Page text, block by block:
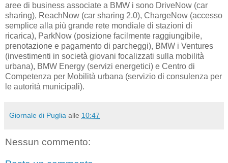
aree di business associate a BMW i sono DriveNow (car
sharing), ReachNow (car sharing 2.0), ChargeNow (accesso
semplice alla più grande rete mondiale di stazioni di
ricarica), ParkNow (posizione facilmente raggiungibile,
prenotazione e pagamento di parcheggi), BMW i Ventures
(investimenti in società giovani focalizzati sulla mobilità
urbana), BMW Energy (servizi energetici) e Centro di
Competenza per Mobilità urbana (servizio di consulenza per
le autorità municipali).
Giornale di Puglia alle 10:47
Nessun commento: